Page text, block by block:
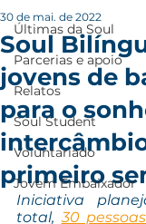
Últimas da Soul
Parcerias e apoio
Relatos
Soul Student
Voluntariado
Jovem Embaixador
Soul
jovens de
para o
primeiro
30 de mai. de 2022
Iniciativa
total, 30 pessoas